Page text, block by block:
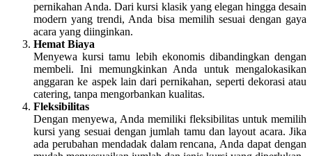
pernikahan Anda. Dari kursi klasik yang elegan hingga desain
modern yang trendi, Anda bisa memilih sesuai dengan gaya
acara yang diinginkan.
Hemat Biaya
Menyewa kursi tamu lebih ekonomis dibandingkan dengan
membeli. Ini memungkinkan Anda untuk mengalokasikan
anggaran ke aspek lain dari pernikahan, seperti dekorasi atau
catering, tanpa mengorbankan kualitas.
Fleksibilitas
Dengan menyewa, Anda memiliki fleksibilitas untuk memilih
kursi yang sesuai dengan jumlah tamu dan layout acara. Jika
ada perubahan mendadak dalam rencana, Anda dapat dengan